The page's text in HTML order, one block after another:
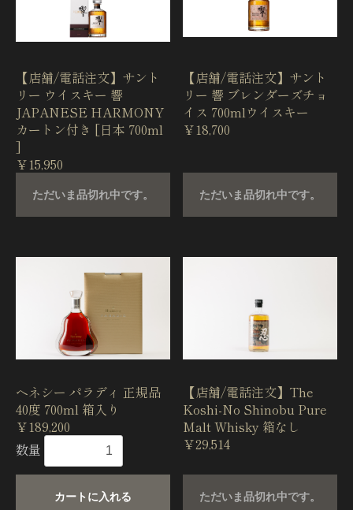
【店舗/電話注文】サント
リー ウイスキー 響
JAPANESE HARMONY
カートン付き [日本 700ml
]
￥15,950
ただいま品切れ中です。
【店舗/電話注文】サント
リー 響 ブレンダーズチョ
イス 700mlウイスキー
￥18,700
ただいま品切れ中です。
ヘネシー パラディ 正規品
40度 700ml 箱入り
￥189,200
数量
カートに入れる
【店舗/電話注文】The
Koshi-No Shinobu Pure
Malt Whisky 箱なし
￥29,514
ただいま品切れ中です。